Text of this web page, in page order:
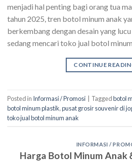
menjadi hal penting bagi orang tua
tahun 2025, tren botol minum anak
berkembang dengan desain yang
sedang mencari toko jual botol
CONTINUE
Posted in Informasi / Promosi Taggedbotol
botol minum plastik,pusat grosir souvenir di
toko jual botol minum anak
INFORMASI /
Harga Botol Minum Anak